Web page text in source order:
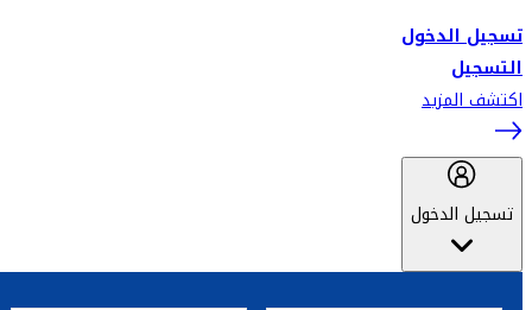
تسجيل الدخول
التسجيل
اكتشف المزيد
تسجيل الدخول